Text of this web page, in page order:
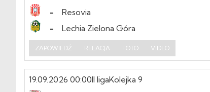
-
Resovia
-
Lechia Zielona Góra
ZAPOWIEDŹ RELACJA FOTO VIDEO
19.09.2026 00:00II ligaKolejka 9